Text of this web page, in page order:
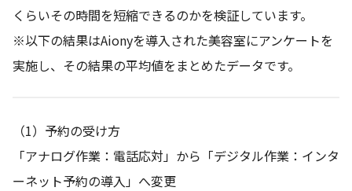
くらいその時間を短縮できるのかを検証しています。
※以下の結果はAionyを導入された美容室にアンケートを
実施し、その結果の平均値をまとめたデータです。
（1）予約の受け方
「アナログ作業：電話応対」から「デジタル作業：インタ
ーネット予約の導入」へ変更